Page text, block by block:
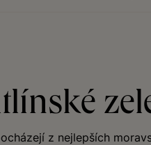
z nejlepších